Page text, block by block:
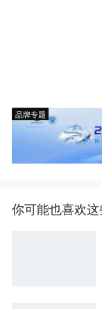
品牌专题
你可能也喜欢